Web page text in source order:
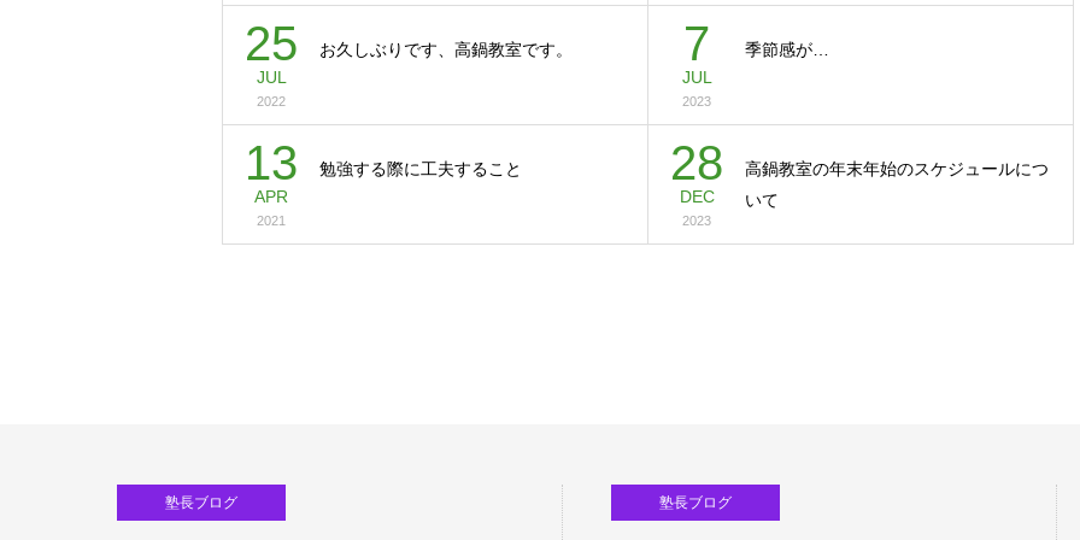
25
JUL
2022
お久しぶりです、高鍋教室です。 7
JUL
2023
季節感が…
13
APR
2021
勉強する際に工夫すること 28
DEC
2023
高鍋教室の年末年始のスケジュールにつ
いて